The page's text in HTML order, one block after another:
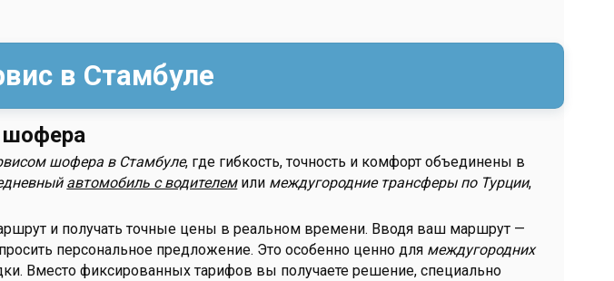
в Стамбуле
шофера
шофера в Стамбуле, где гибкость, точность и комфорт объединены в
автомобиль с водителемили междугородние трансферы по Турции,
и получать точные цены в реальном времени. Вводя ваш маршрут —
персональное предложение. Это особенно ценно для междугородних
Вместо фиксированных тарифов вы получаете решение, специально